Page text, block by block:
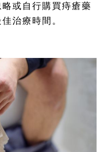
或自行購買痔瘡藥
治療時間。